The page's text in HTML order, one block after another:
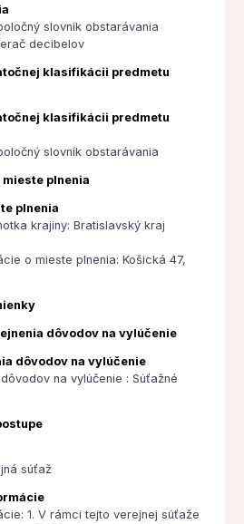
slovník obstarávania
decibelov
klasifikácii predmetu
klasifikácii predmetu
slovník obstarávania
plnenia
plnenia
krajiny: Bratislavský kraj
o mieste plnenia: Košická 47,
dôvodov na vylúčenie
dôvodov na vylúčenie
na vylúčenie : Súťažné
súťaž
1. V rámci tejto verejnej súťaže